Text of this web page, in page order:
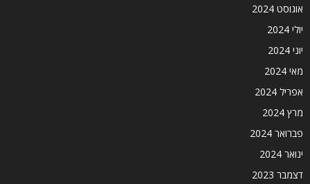
אוגוסט 2024
יולי 2024
יוני 2024
מאי 2024
אפריל 2024
מרץ 2024
פברואר 2024
ינואר 2024
דצמבר 2023